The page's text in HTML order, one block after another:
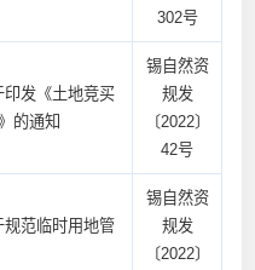
302号
发《土地竞买
的通知
锡自然资
规发
〔2022〕
42号
范临时用地管
锡自然资
规发
〔2022〕